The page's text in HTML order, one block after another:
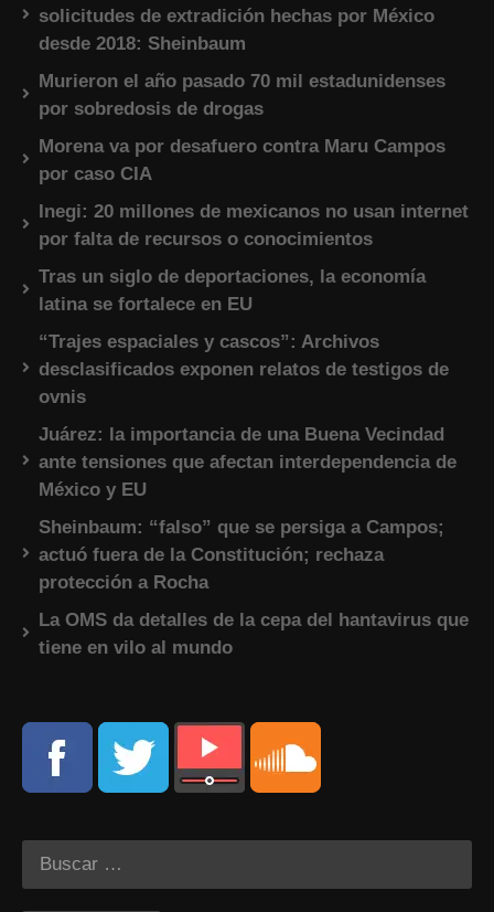
solicitudes de extradición hechas por México
desde 2018: Sheinbaum
Murieron el año pasado 70 mil estadunidenses
por sobredosis de drogas
Morena va por desafuero contra Maru Campos
por caso CIA
Inegi: 20 millones de mexicanos no usan internet
por falta de recursos o conocimientos
Tras un siglo de deportaciones, la economía
latina se fortalece en EU
“Trajes espaciales y cascos”: Archivos
desclasificados exponen relatos de testigos de
ovnis
Juárez: la importancia de una Buena Vecindad
ante tensiones que afectan interdependencia de
México y EU
Sheinbaum: “falso” que se persiga a Campos;
actuó fuera de la Constitución; rechaza
protección a Rocha
La OMS da detalles de la cepa del hantavirus que
tiene en vilo al mundo